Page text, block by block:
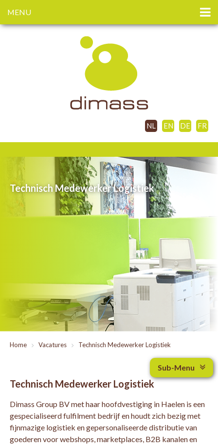
MENU
NL EN DE FR
Technisch Medewerker Logistiek
Home > Vacatures > Technisch Medewerker Logistiek
Sub-Menu
Technisch Medewerker Logistiek
Dimass Group BV met haar hoofdvestiging in Haelen is een
gespecialiseerd fulfilment bedrijf en houdt zich bezig met
fijnmazige logistiek en gepersonaliseerde distributie van
goederen voor webshops, marketplaces, B2B kanalen en